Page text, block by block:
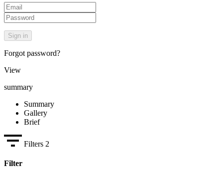
Forgot password?
View
summary
Summary
Gallery
Brief
Filters 2
Filter